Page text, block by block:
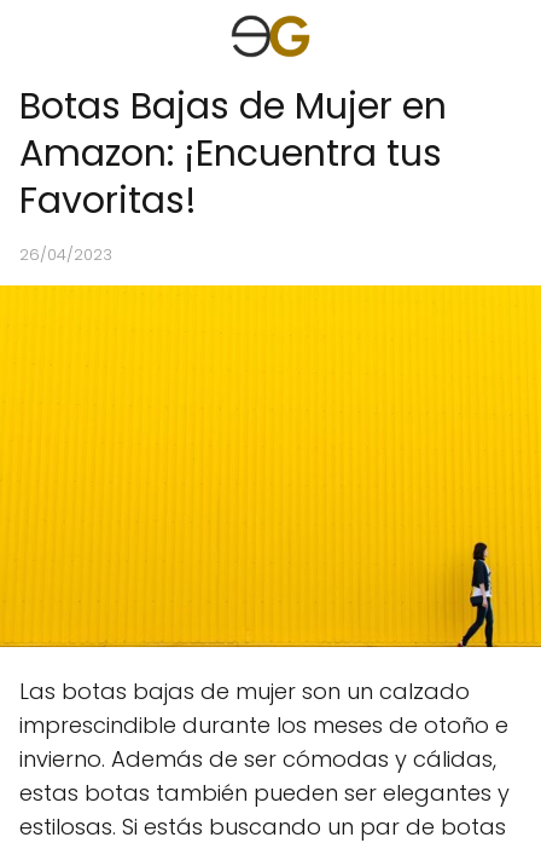
Botas Bajas de Mujer en
Amazon: ¡Encuentra tus
Favoritas!
26/04/2023
Las botas bajas de mujer son un calzado
imprescindible durante los meses de otoño e
invierno. Además de ser cómodas y cálidas,
estas botas también pueden ser elegantes y
estilosas. Si estás buscando un par de botas